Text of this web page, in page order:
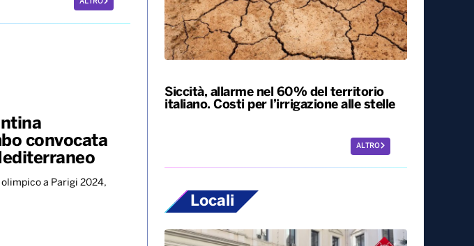
ALTRO
convocata
a Parigi 2024,
Siccità, allarme nel 60% del territorio
italiano. Costi per l’irrigazione alle stelle
ALTRO
Locali